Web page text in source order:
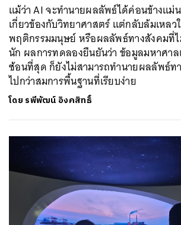
แม้ว่า AI จะทำนายผลลัพธ์ได้ค่อนข้างแม่
เกี่ยวข้องกับวิทยาศาสตร์ แต่กลับล้มเหลว
พฤติกรรมมนุษย์ หรือผลลัพธ์ทางสังคมที่ไ
นัก ผลการทดลองยืนยันว่า ข้อมูลมหาศา
ซ้อนที่สุด ก็ยังไม่สามารถทำนายผลลัพธ์ท
ไปกว่าสมการพื้นฐานที่เรียบง่าย
โดย รพีพัฒน์ อิงคสิทธิ์